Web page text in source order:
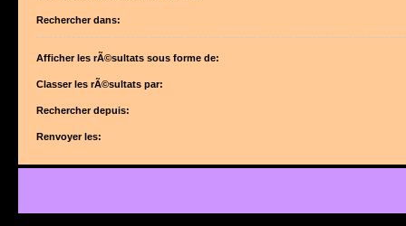
Rechercher dans:
Afficher les rÃ©sultats sous forme de:
Classer les rÃ©sultats par:
Rechercher depuis:
Renvoyer les: